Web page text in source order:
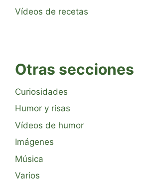
Vídeos de recetas
Otras secciones
Curiosidades
Humor y risas
Vídeos de humor
Imágenes
Música
Varios